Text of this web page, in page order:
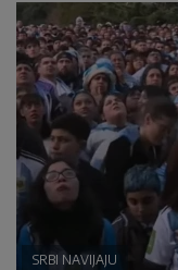
SRBI NAVIJAJU